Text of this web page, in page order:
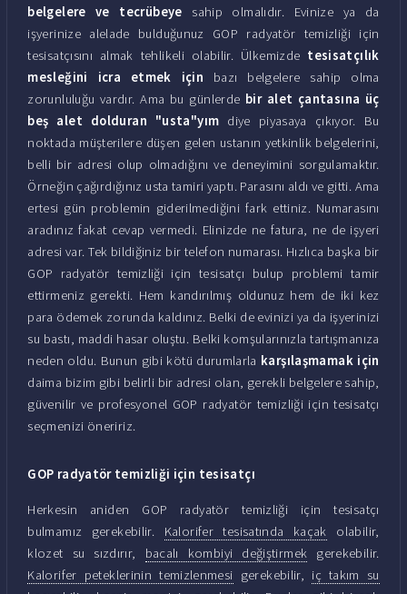
belgelere ve tecrübeye sahip olmalıdır. Evinize ya da
işyerinize alelade bulduğunuz GOP radyatör temizliği için
tesisatçısını almak tehlikeli olabilir. Ülkemizde tesisatçılık
mesleğini icra etmek için bazı belgelere sahip olma
zorunluluğu vardır. Ama bu günlerde bir alet çantasına üç
beş alet dolduran "usta"yım diye piyasaya çıkıyor. Bu
noktada müşterilere düşen gelen ustanın yetkinlik belgelerini,
belli bir adresi olup olmadığını ve deneyimini sorgulamaktır.
Örneğin çağırdığınız usta tamiri yaptı. Parasını aldı ve gitti. Ama
ertesi gün problemin giderilmediğini fark ettiniz. Numarasını
aradınız fakat cevap vermedi. Elinizde ne fatura, ne de işyeri
adresi var. Tek bildiğiniz bir telefon numarası. Hızlıca başka bir
GOP radyatör temizliği için tesisatçı bulup problemi tamir
ettirmeniz gerekti. Hem kandırılmış oldunuz hem de iki kez
para ödemek zorunda kaldınız. Belki de evinizi ya da işyerinizi
su bastı, maddi hasar oluştu. Belki komşularınızla tartışmanıza
neden oldu. Bunun gibi kötü durumlarla karşılaşmamak için
daima bizim gibi belirli bir adresi olan, gerekli belgelere sahip,
güvenilir ve profesyonel GOP radyatör temizliği için tesisatçı
seçmenizi öneririz.
GOP radyatör temizliği için tesisatçı
Herkesin aniden GOP radyatör temizliği için tesisatçı
bulmamız gerekebilir. Kalorifer tesisatında kaçak olabilir,
klozet su sızdırır, bacalı kombiyi değiştirmek gerekebilir.
Kalorifer peteklerinin temizlenmesi gerekebilir, iç takım su